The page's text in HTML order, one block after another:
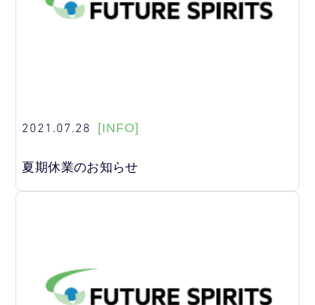
2021.07.28 [INFO]
夏期休業のお知らせ